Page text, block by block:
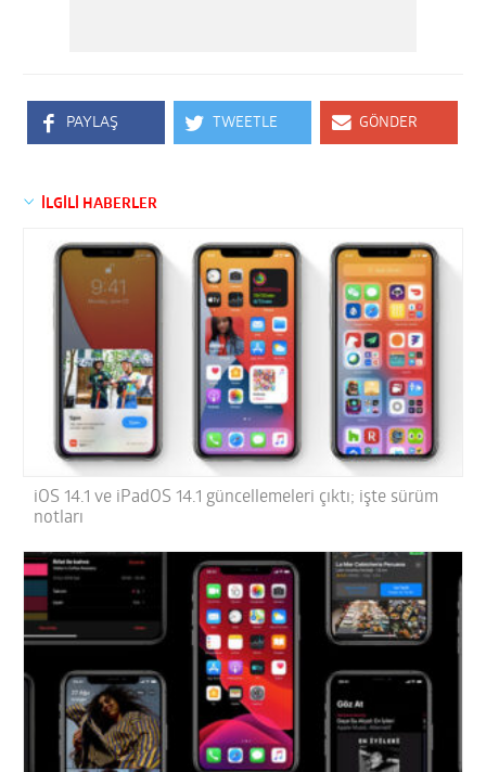
PAYLAŞ TWEETLE GÖNDER
İLGİLİ HABERLER
iOS 14.1 ve iPadOS 14.1 güncellemeleri çıktı; işte sürüm
notları